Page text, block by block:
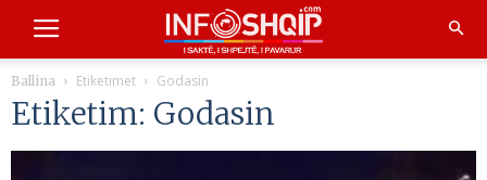
Ballina Etiketimet Godasin
Etiketim: Godasin